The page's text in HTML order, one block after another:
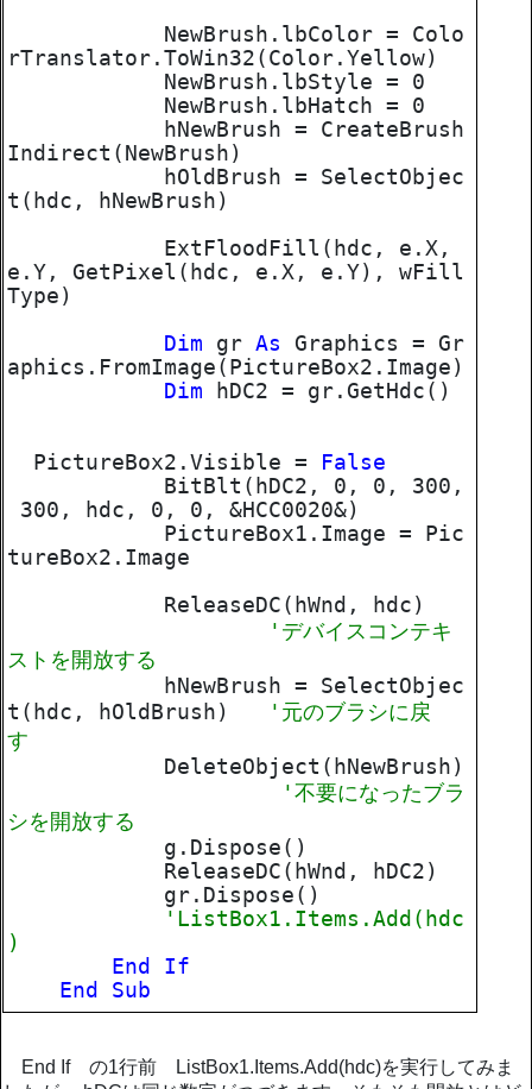
NewBrush.lbColor = Colo
rTranslator.ToWin32(Color.Yellow)
NewBrush.lbStyle = 0
NewBrush.lbHatch = 0
hNewBrush = CreateBrush
Indirect(NewBrush)
hOldBrush = SelectObjec
t(hdc, hNewBrush)
ExtFloodFill(hdc, e.X,
e.Y, GetPixel(hdc, e.X, e.Y), wFill
Type)
Dim grAs
Graphics = Gr
aphics.FromImage(PictureBox2.Image)
Dim hDC2 = gr.GetHdc()
PictureBox2.Visible =
False
BitBlt(hDC2, 0, 0, 300,
300, hdc, 0, 0, &HCC0020&)
PictureBox1.Image = Pic
tureBox2.Image
ReleaseDC(hWnd, hdc)
'デバイスコンテキ
ストを開放する
hNewBrush = SelectObjec
t(hdc, hOldBrush)
'元のブラシに戻
す
DeleteObject(hNewBrush)
'不要になったブラ
シを開放する
g.Dispose()
ReleaseDC(hWnd, hDC2)
gr.Dispose()
'ListBox1.Items.Add(hdc
)
End
If
End
Sub
End If の1行前 ListBox1.Items.Add(hdc)を実行してみま